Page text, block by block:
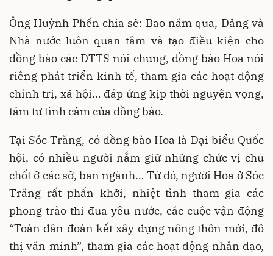
Ông Huỳnh Phến chia sẻ: Bao năm qua, Đảng và
Nhà nước luôn quan tâm và tạo điều kiện cho
đồng bào các DTTS nói chung, đồng bào Hoa nói
riêng phát triển kinh tế, tham gia các hoạt động
chính trị, xã hội… đáp ứng kịp thời nguyện vọng,
tâm tư tình cảm của đồng bào.
Tại Sóc Trăng, có đồng bào Hoa là Đại biểu Quốc
hội, có nhiều người nắm giữ những chức vị chủ
chốt ở các sở, ban ngành… Từ đó, người Hoa ở Sóc
Trăng rất phấn khởi, nhiệt tình tham gia các
phong trào thi đua yêu nước, các cuộc vận động
“Toàn dân đoàn kết xây dựng nông thôn mới, đô
thị văn minh”, tham gia các hoạt động nhân đạo,